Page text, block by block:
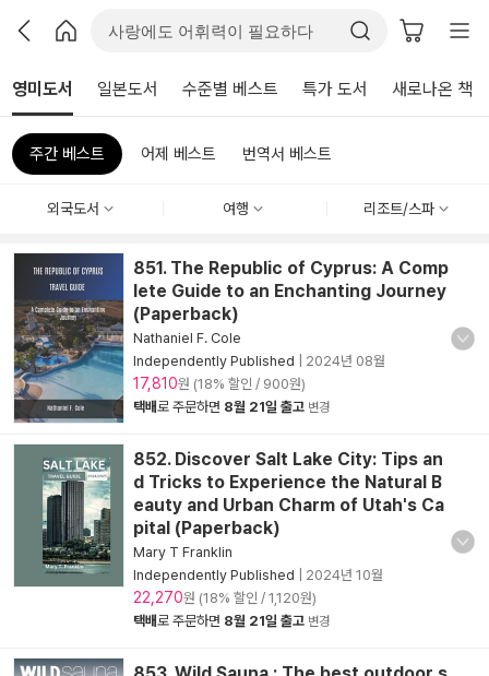
영미도서 일본도서 수준별 베스트 특가 도서 새로나온 책
주간 베스트 어제 베스트 번역서 베스트
외국도서 여행 리조트/스파
851. The Republic of Cyprus: A Comp
lete Guide to an Enchanting Journey
(Paperback)
Nathaniel F. Cole
Independently Published
2024년 08월
17,810원 (18% 할인 / 900원)
택배로 주문하면 8월 21일 출고 변경
852. Discover Salt Lake City: Tips an
d Tricks to Experience the Natural B
eauty and Urban Charm of Utah's Ca
pital (Paperback)
Mary T Franklin
Independently Published
2024년 10월
22,270원 (18% 할인 / 1,120원)
택배로 주문하면 8월 21일 출고 변경